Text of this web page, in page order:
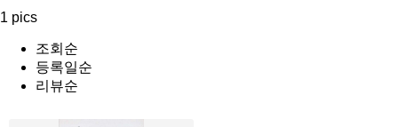
1 pics
조회순
등록일순
리뷰순